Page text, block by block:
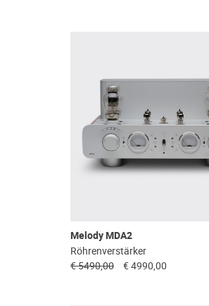
Melody MDA2
Röhrenverstärker
€ 5490,00
€ 4990,00